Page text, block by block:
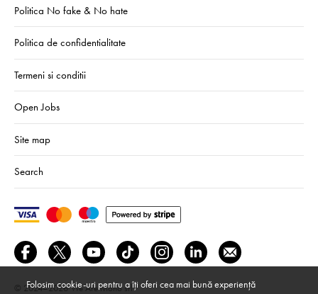
Politica No fake & No hate
Politica de confidentialitate
Termeni si conditii
Open Jobs
Site map
Search
© 2024–2026 We Are Mono srl
Folosim cookie-uri pentru a îți oferi cea mai bună experiență